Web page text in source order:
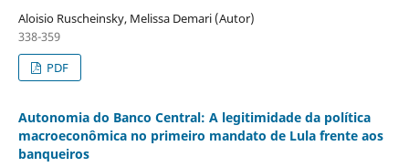
Aloisio Ruscheinsky, Melissa Demari (Autor)
338-359
PDF
Autonomia do Banco Central: A legitimidade da política
macroeconômica no primeiro mandato de Lula frente aos
banqueiros